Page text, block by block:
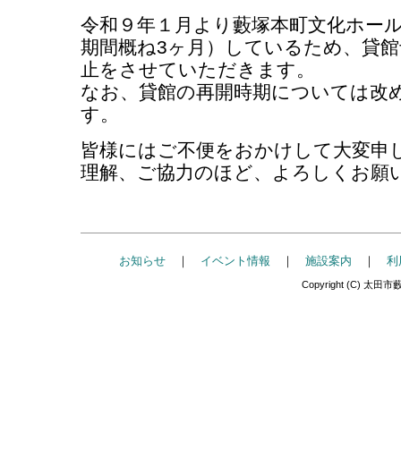
令和９年１月より藪塚本町文化ホー
期間概ね3ヶ月）しているため、貸
止をさせていただきます。
なお、貸館の再開時期については改
す。
皆様にはご不便をおかけして大変申
理解、ご協力のほど、よろしくお願
お知らせ｜ イベント情報 ｜ 施設案内 ｜ 利
Copyright (C) 太田市